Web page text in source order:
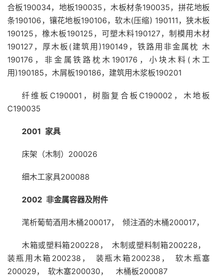
合板190034，地板190035，木板材条190035，拼花地板
条190106，镶花地板190106，软木(压缩) 190111，狭木板
190125，橡木板190125，可塑木料190127，制模用木材
190127，厚木板(建筑用)190149，铁路用非金属枕 木
190176，非金属铁路枕木190176，小块木料(木工
用)190185，木屑板190186，建筑用木浆板190201
纤维板C190001，树脂复合板C190002，木地板
C190035
2001 家具
床架（木制）200026
细木工家具200088
2002 非金属容器及附件
滗析葡萄酒用木桶200017， 倾注酒的木桶200017，
木箱或塑料箱200228， 木制或塑料制箱200228，
装瓶用木箱200238， 装瓶木箱200238， 软木瓶塞
200029， 软木塞200030， 木桶板200087